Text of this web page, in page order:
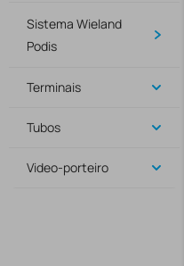
Sistema Wieland
Podis
Terminais
Tubos
Video-porteiro